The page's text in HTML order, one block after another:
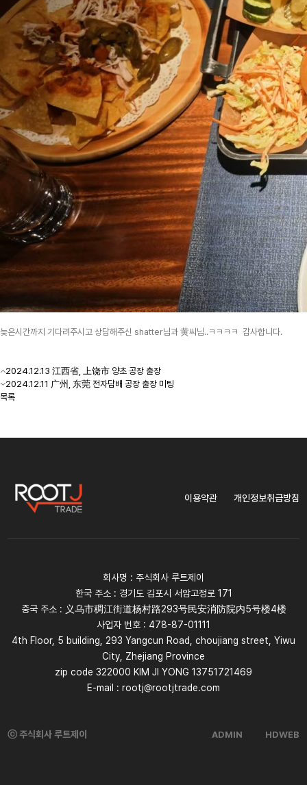
늦은시간까지 기다려주시고 상담해주신 shatter님과 黄씨님..ㅋㅋㅋㅋ 감사합니다.
2024.12.13 江西省, 上饶市 양초 공장 출장
2024.12.11 广州, 东莞 전자담배 공장 출장 미팅
목록
이용약관 개인정보취급방침
회사명 : 주식회사 루트제이
한국 주소 : 경기도 김포시 서암고정로 171
중국 주소 : 义乌市稠江街道杨村路293号民安消防院内5号楼4楼
사업자 번호 : 478-87-01111
4th Floor, 5 building, 293 Yangcun Road, choujiang street, Yiwu
City, Zhejiang Province
zip code 322000 KIM JI YONG 13751721469
E-mail : rootj@rootjtrade.com
ⓒ 주식회사 루트제이 ADMIN HDWEB